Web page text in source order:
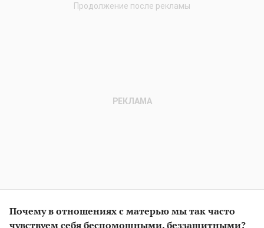
Почему в отношениях с матерью мы так часто
чувствуем себя беспомощными, беззащитными?